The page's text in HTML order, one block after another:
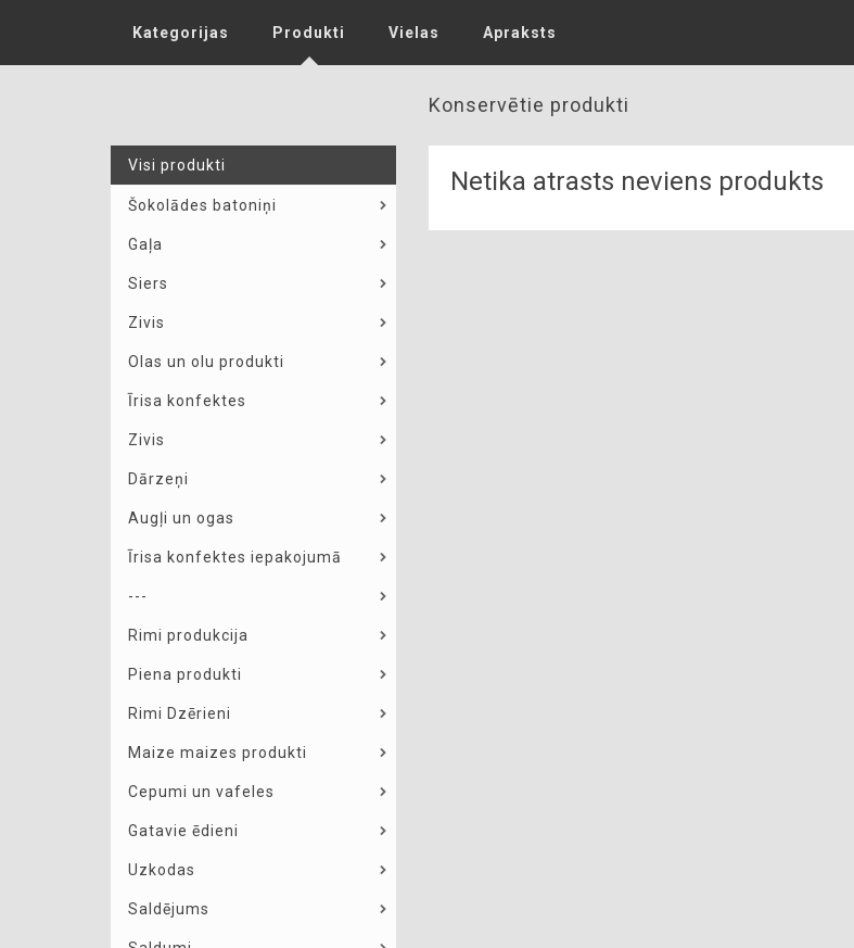
Kategorijas Produkti Vielas Apraksts
Konservētie produkti
Visi produkti
Šokolādes batoniņi
Gaļa
Siers
Zivis
Olas un olu produkti
Īrisa konfektes
Zivis
Dārzeņi
Augļi un ogas
Īrisa konfektes iepakojumā
---
Rimi produkcija
Piena produkti
Rimi Dzērieni
Maize maizes produkti
Cepumi un vafeles
Gatavie ēdieni
Uzkodas
Saldējums
Netika atrasts neviens produkts